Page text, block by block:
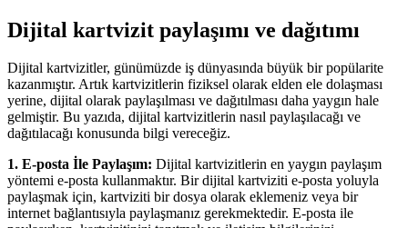
Dijital kartvizit paylaşımı ve dağıtımı
Dijital kartvizitler, günümüzde iş dünyasında büyük bir popülarite
kazanmıştır. Artık kartvizitlerin fiziksel olarak elden ele dolaşması
yerine, dijital olarak paylaşılması ve dağıtılması daha yaygın hale
gelmiştir. Bu yazıda, dijital kartvizitlerin nasıl paylaşılacağı ve
dağıtılacağı konusunda bilgi vereceğiz.
1. E-posta İle Paylaşım: Dijital kartvizitlerin en yaygın paylaşım
yöntemi e-posta kullanmaktır. Bir dijital kartviziti e-posta yoluyla
paylaşmak için, kartviziti bir dosya olarak eklemeniz veya bir
internet bağlantısıyla paylaşmanız gerekmektedir. E-posta ile